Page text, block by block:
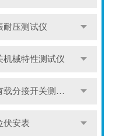
耐压测试仪
机械特性测试仪
变压器有载分接开关测试仪
伏安表